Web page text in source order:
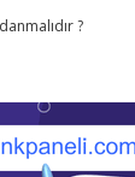
?